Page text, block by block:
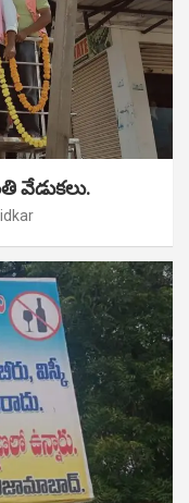
వేడుకలు.